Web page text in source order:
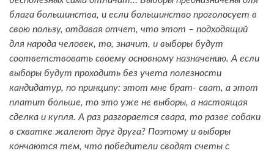
блага большинства, и если большинство проголосует в
свою пользу, отдавая отчет, что этот – подходящий
для народа человек, то, значит, и выборы будут
соответствовать своему основному назначению. А если
выборы будут проходить без учета полезности
кандидатур, по принципу: этот мне брат- сват, а этот
платит больше, то это уже не выборы, а настоящая
сделка и купля. А раз разгорается свара, то разве собаки
в схватке жалеют друг друга? Поэтому и выборы
кончаются тем, что победители сводят счеты с